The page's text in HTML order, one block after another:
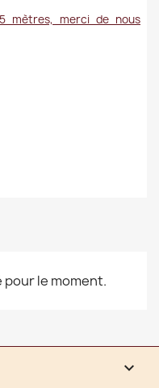
mètres, merci de nous
pour le moment.
